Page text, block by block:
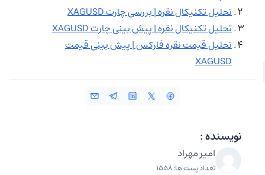
تحلیل تکنیکال نقره | بررسی چارت XAGUSD
تحلیل تکنیکال نقره | پیش بینی چارت XAGUSD
تحلیل قیمت نقره فارکس | پیش بینی قیمت
XAGUSD
نویسنده :
امیر مهراد
تعداد پست ها: 1558